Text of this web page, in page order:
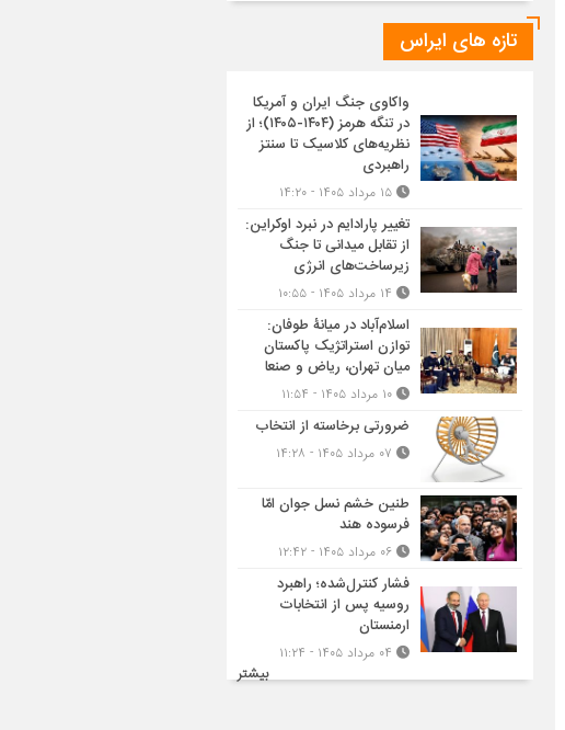
تازه های ایراس
واکاوی جنگ ایران و آمریکا
در تنگه هرمز (۱۴۰۴-۱۴۰۵)؛ از
نظریه‌های کلاسیک تا سنتز
راهبردی
تغییر پارادایم در نبرد اوکراین:
از تقابل میدانی تا جنگ
زیرساخت‌های انرژی
اسلام‌آباد در میانۀ طوفان:
توازن استراتژیک پاکستان
میان تهران، ریاض و صنعا
ضرورتی برخاسته از انتخاب
طنین خشم نسل جوان امّا
فرسوده هند
فشار کنترل‌شده؛ راهبرد
روسیه پس از انتخابات
ارمنستان
بیشتر